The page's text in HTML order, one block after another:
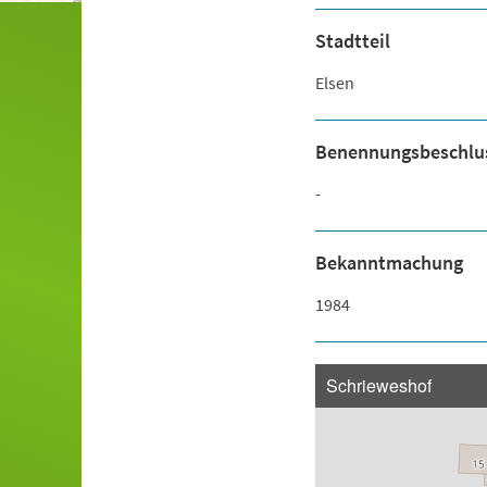
Stadtteil
Elsen
-
Bekanntmachung
1984
Schrieweshof